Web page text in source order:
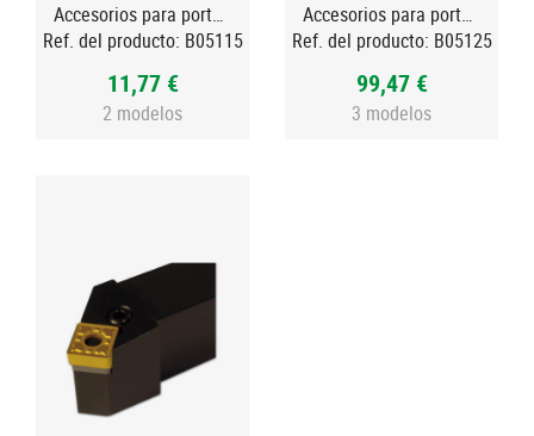
Accesorios para porta PSBN 75º negativo
Ref. del producto: B05115
11,77 €
2 modelos
Accesorios para porta PSSN 45º negativo derecha
Ref. del producto: B05125
99,47 €
3 modelos